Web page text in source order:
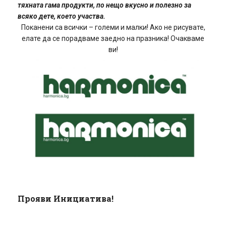
тяхната гама продукти, по нещо вкусно и полезно за
всяко дете, което участва.
Поканени са всички – големи и малки! Ако не рисувате,
елате да се порадваме заедно на празника! Очакваме
ви!
Прояви Инициатива!